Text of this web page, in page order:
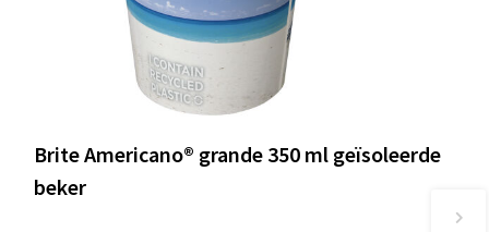
Brite Americano® grande 350 ml geïsoleerde
beker